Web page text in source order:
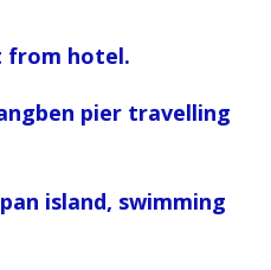
hotel.
pier travelling
island, swimming